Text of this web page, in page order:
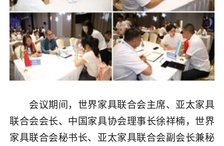
会议期间，世界家具联合会主席、亚太家具
联合会会长、中国家具协会理事长徐祥楠，世界
家具联合会秘书长、亚太家具联合会副会长兼秘